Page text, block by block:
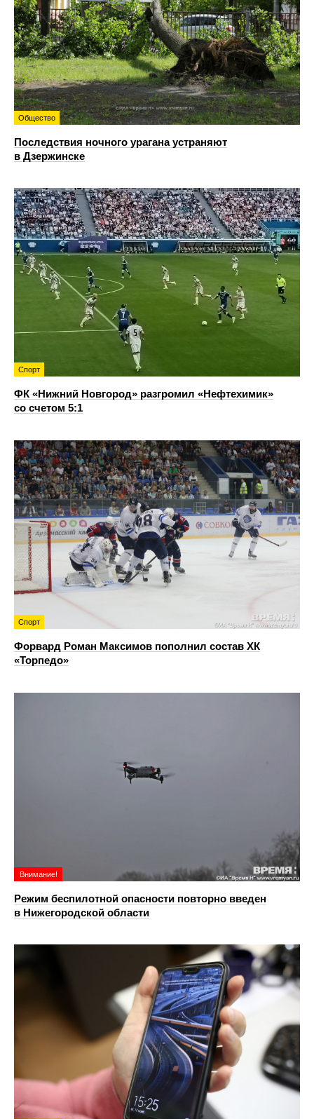
Общество
Последствия ночного урагана устраняют
в Дзержинске
Спорт
ФК «Нижний Новгород» разгромил «Нефтехимик»
со счетом 5:1
Спорт
Форвард Роман Максимов пополнил состав ХК
«Торпедо»
Внимание!
Режим беспилотной опасности повторно введен
в Нижегородской области